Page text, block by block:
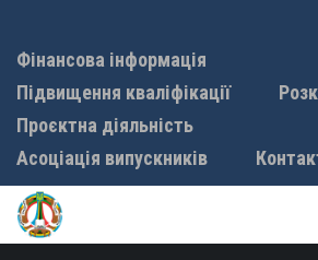
Фінансова інформація
Підвищення кваліфікації
Проєктна діяльність
Асоціація випускників